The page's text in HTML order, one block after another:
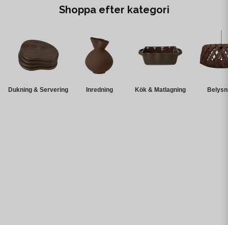
Shoppa efter kategori
Dukning & Servering Inredning Kök & Matlagning